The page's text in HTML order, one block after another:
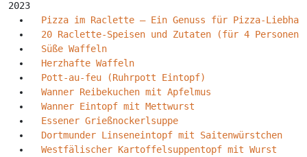
2023
Pizza im Raclette – Ein Genuss für Pizza-
20 Raclette-Speisen und Zutaten (für 4 Personen)
Süße Waffeln
Herzhafte Waffeln
Pott-au-feu (Ruhrpott Eintopf)
Wanner Reibekuchen mit Apfelmus
Wanner Eintopf mit Mettwurst
Essener Grießnockerlsuppe
Dortmunder Linseneintopf mit Saitenwürstchen
Westfälischer Kartoffelsuppentopf mit Wurst